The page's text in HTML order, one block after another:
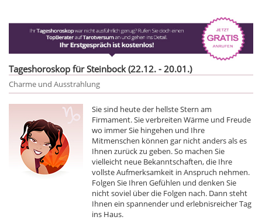
Tageshoroskop für Steinbock (22.12. - 20.01.)
Charme und Ausstrahlung
Sie sind heute der hellste Stern am
Firmament. Sie verbreiten Wärme und Freude
wo immer Sie hingehen und Ihre
Mitmenschen können gar nicht anders als es
Ihnen zurück zu geben. So machen Sie
vielleicht neue Bekanntschaften, die Ihre
vollste Aufmerksamkeit in Anspruch nehmen.
Folgen Sie Ihren Gefühlen und denken Sie
nicht soviel über die Folgen nach. Dann steht
Ihnen ein spannender und erlebnisreicher Tag
ins Haus.